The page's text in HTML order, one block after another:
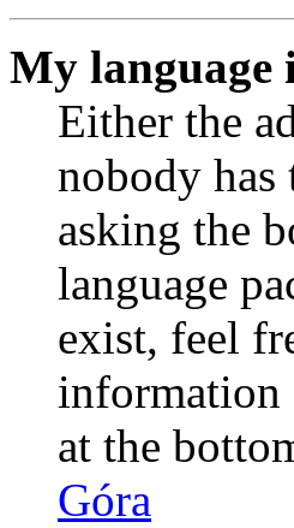
My language
Either the
nobody has
asking the
language
exist, feel
information
at the
Góra